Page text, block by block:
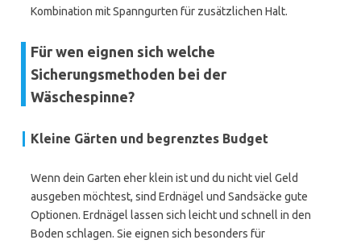
Kombination mit Spanngurten für zusätzlichen Halt.
Für wen eignen sich welche
Sicherungsmethoden bei der
Wäschespinne?
Kleine Gärten und begrenztes Budget
Wenn dein Garten eher klein ist und du nicht viel Geld
ausgeben möchtest, sind Erdnägel und Sandsäcke gute
Optionen. Erdnägel lassen sich leicht und schnell in den
Boden schlagen. Sie eignen sich besonders für